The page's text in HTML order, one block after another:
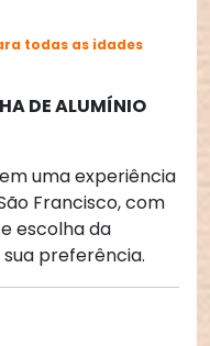
todas as idades
DE ALUMÍNIO
uma experiência
Francisco, com
escolha da
preferência.